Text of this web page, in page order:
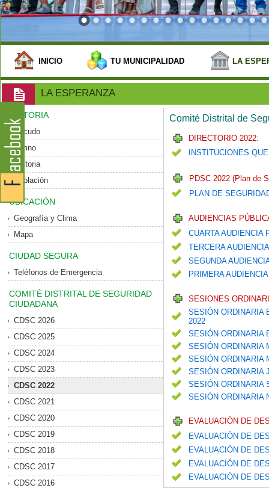
INICIO TU MUNICIPALIDAD LA
LA ESPERANZA
HISTORIA
Escudo
Himno
Historia
Población
UBICACIÓN
Geografía y Clima
Mapa
CIUDAD SEGURA
Teléfonos de Emergencia
COMITÉ DISTRITAL DE SEGURIDAD
CIUDADANA
CDSC 2026
CDSC 2025
CDSC 2024
CDSC 2023
CDSC 2022
CDSC 2021
CDSC 2020
CDSC 2019
CDSC 2018
CDSC 2017
CDSC 2016
Comité Distrital de
DIRECTORIO 2022:
INSTITUCIONES
PDSC 2022 (Plan de
PLAN DE
AUDIENCIAS
CUARTA AUDIENCIA
TERCERA
SEGUNDA
PRIMERA
SESIONES
SESIÓN ORDINARIA
2022
SESIÓN ORDINARIA
SESIÓN ORDINARIA
SESIÓN ORDINARIA
SESIÓN ORDINARIA
SESIÓN ORDINARIA
SESIÓN ORDINARIA
EVALUACIÓN DE
EVALUACIÓN DE
EVALUACIÓN DE
EVALUACIÓN DE
EVALUACIÓN DE